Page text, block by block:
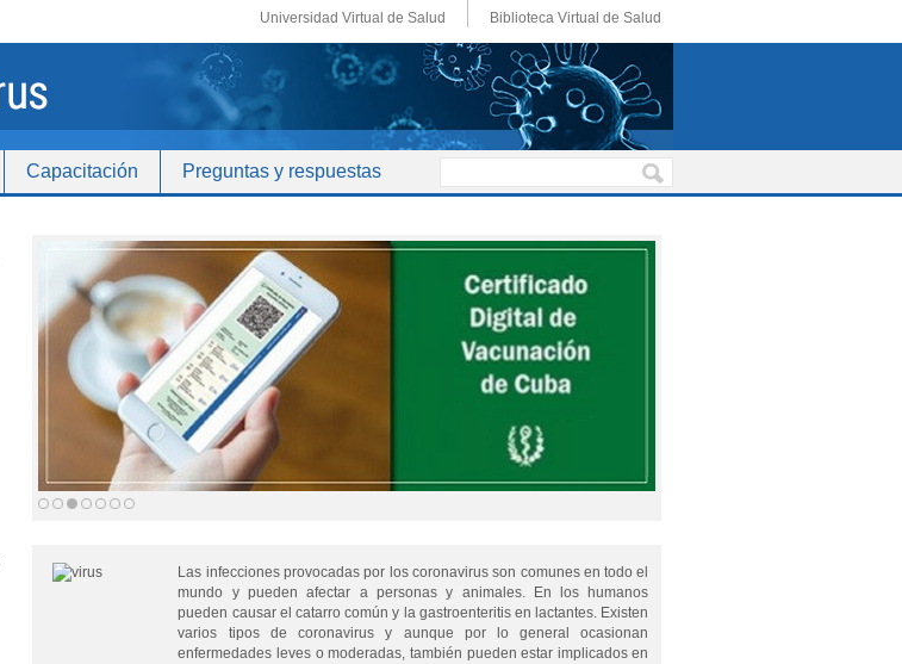
Universidad Virtual de Salud Biblioteca Virtual de Salud
Capacitación Preguntas y respuestas
Las infecciones provocadas por los coronavirus son comunes en todo el
mundo y pueden afectar a personas y animales. En los humanos
pueden causar el catarro común y la gastroenteritis en lactantes. Existen
varios tipos de coronavirus y aunque por lo general ocasionan
enfermedades leves o moderadas, también pueden estar implicados en